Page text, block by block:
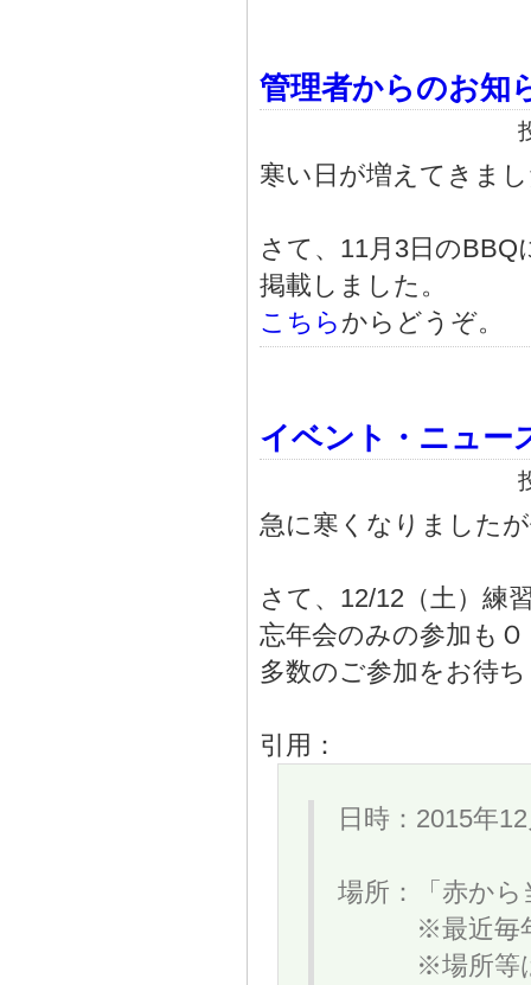
管理者からのお知
寒い日が増えてきま
さて、11月3日の
掲載しました。
こちら からどうぞ。
イベント・ニュー
急に寒くなりました
さて、12/12（土）練
忘年会のみの参加もＯ
多数のご参加をお待
引用：
日時：2015年
場所：「赤か
※最近毎年
※場所等は